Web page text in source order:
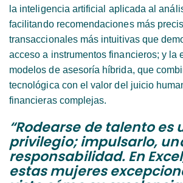
la inteligencia artificial aplicada al
facilitando recomendaciones más
transaccionales más intuitivas que
acceso a instrumentos financieros; y la
modelos de asesoría híbrida, que
tecnológica con el valor del juicio
financieras complejas.
“Rodearse de talento es
privilegio; impulsarlo,
responsabilidad. En
estas mujeres